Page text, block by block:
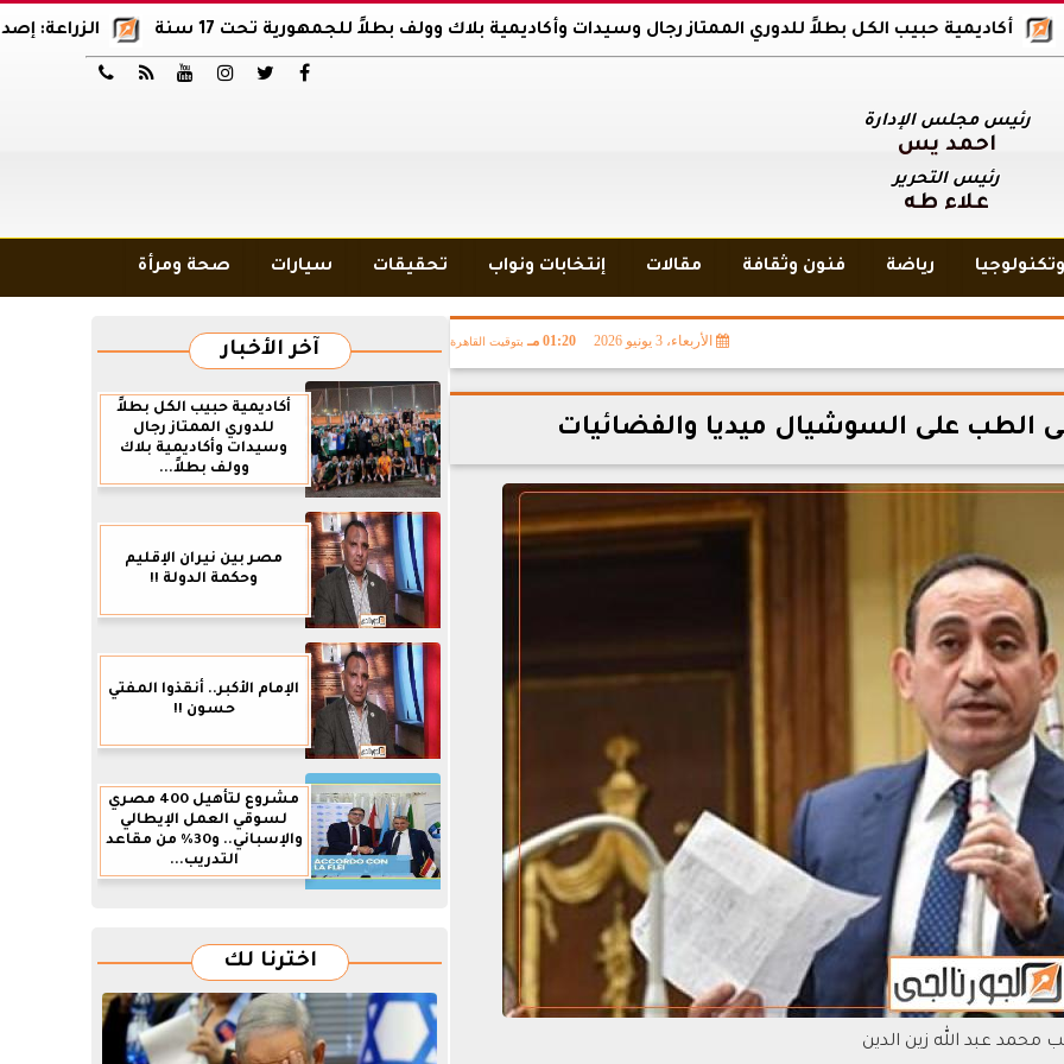
الزراعة: إصدار 12 ألف موافقة وتصريح بالمبيدات خلال 6 شهور حبيب الكل بطلاً للدوري الممتاز رجال وسيدات وأكاديمية بلاك وولف بطلاً للجمهورية تحت 17 سنة






رئيس مجلس الإدارة
أحمد يس
رئيس التحرير
علاء طه
رياضة فنون وثقافة مقالات إنتخابات ونواب تحقيقات سيارات صحة ومرأة
الأربعاء، 3 يونيو 2026 01:20 مـ بتوقيت القاهرة
الطب على السوشيال ميديا والفضائيات
محمد عبد الله زين الدين
آخر الأخبار
أكاديمية حبيب الكل بطلاً
للدوري الممتاز رجال
وسيدات وأكاديمية بلاك
وولف بطلاً...
مصر بين نيران الإقليم
وحكمة الدولة !!
الإمام الأكبر.. أنقذوا المفتي
حسون !!
مشروع لتأهيل 400 مصري
لسوقي العمل الإيطالي
والإسباني.. و30% من مقاعد
التدريب...
اخترنا لك